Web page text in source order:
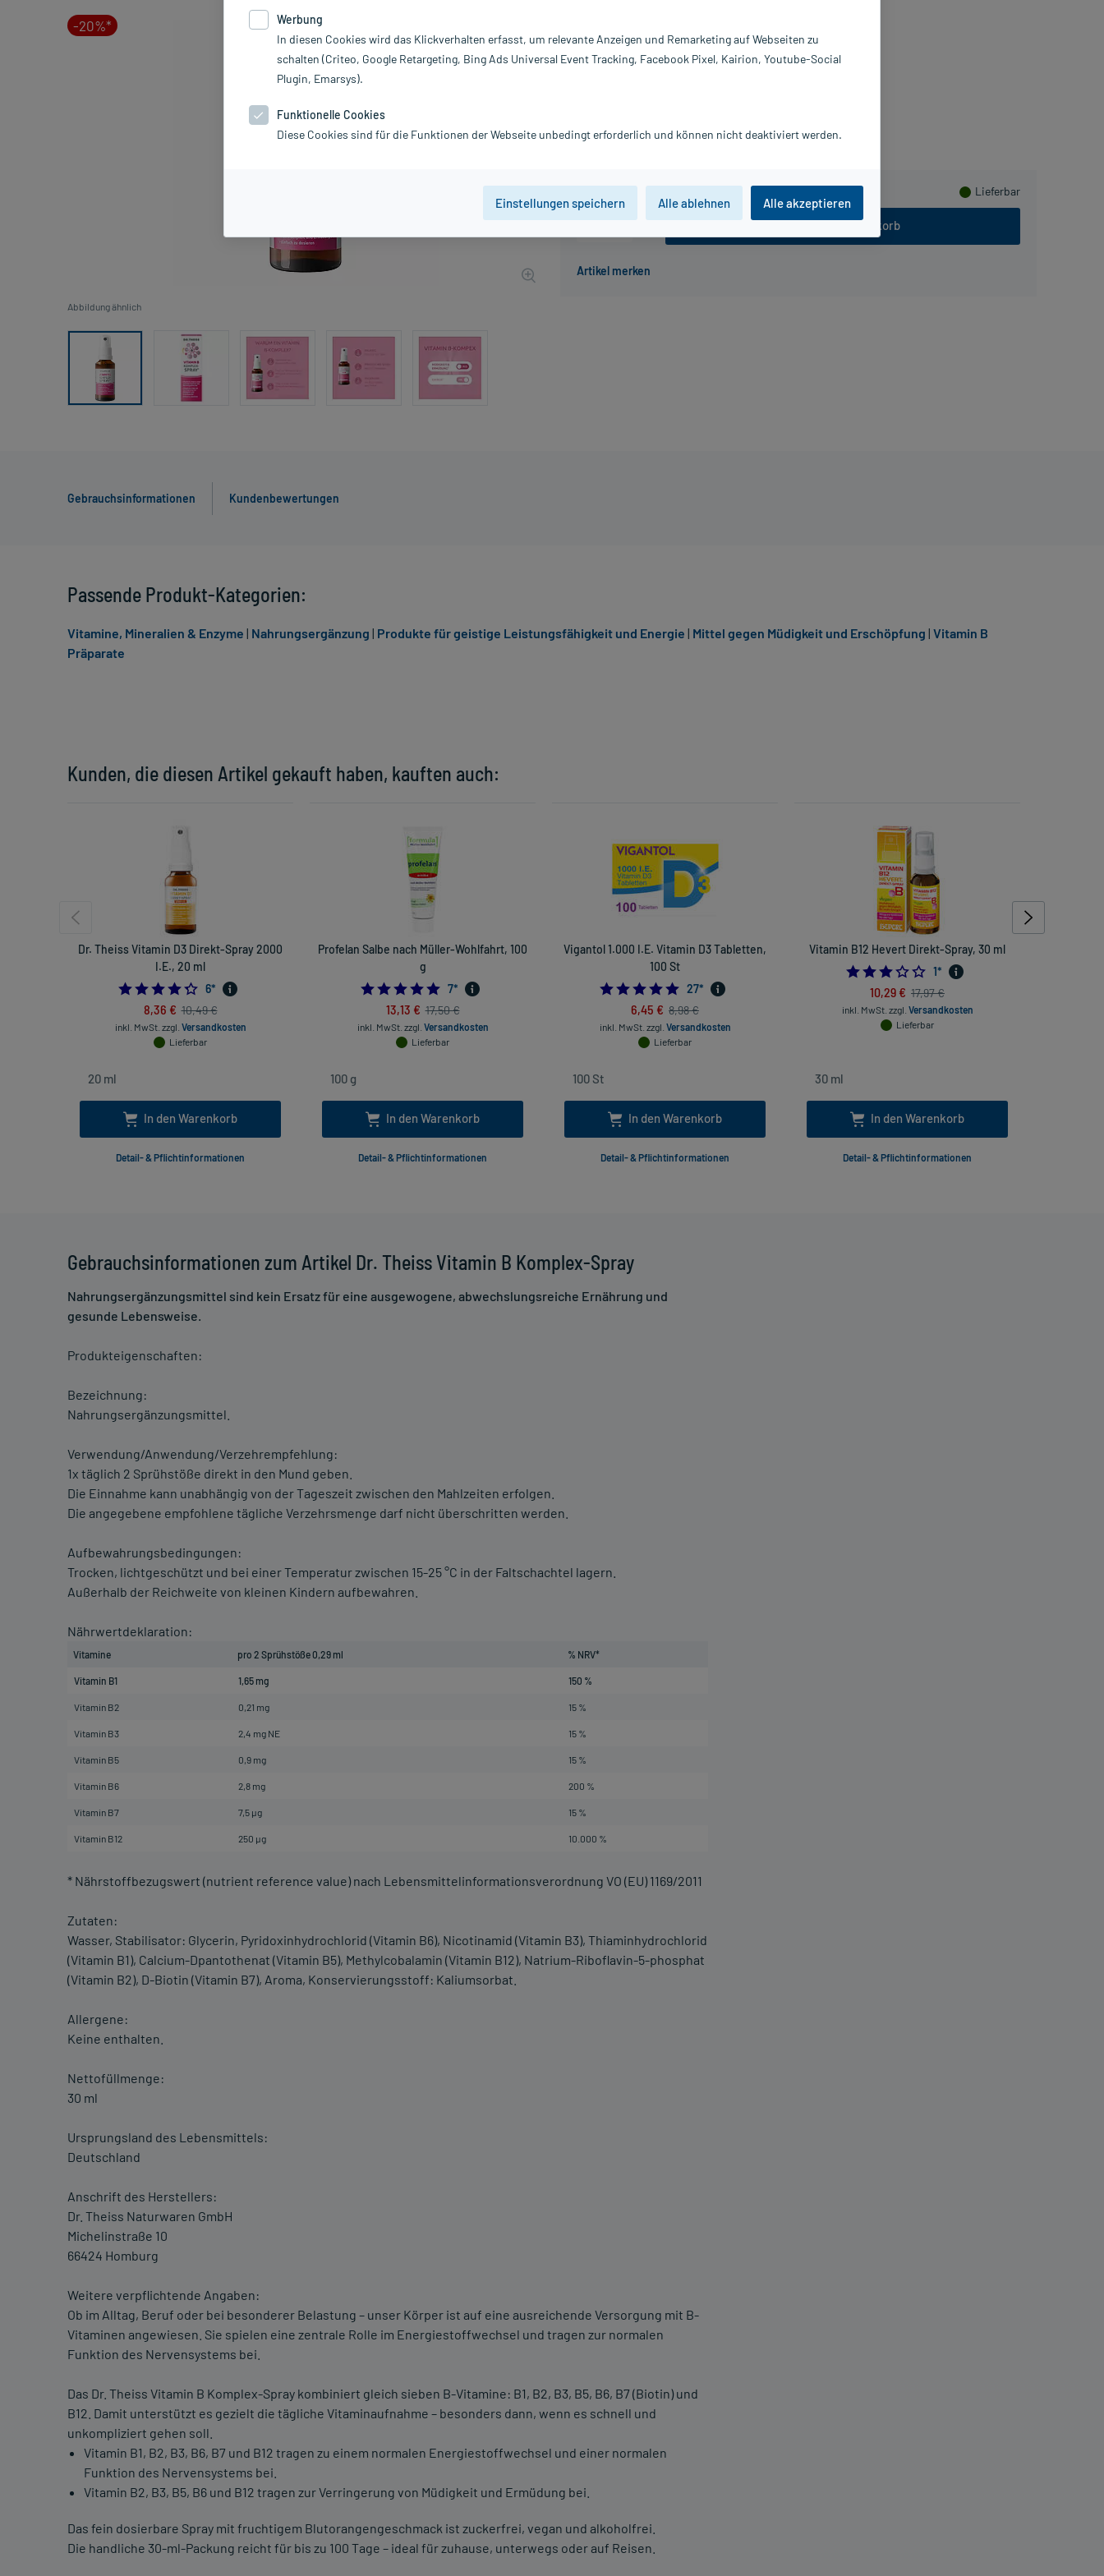
-20%*
Abbildung ähnlich
inkl. MwSt. zzgl. Versandkosten
Lieferbar
In den Warenkorb
PZN:
17418092
Hersteller:
Dr. Theiss Naturwaren GmbH
Gebrauchsinformationen Kundenbewertungen
Gebrauchsinformationen zum Artikel Dr. Theiss Vitamin B Komplex-Spray
Nahrungsergänzungsmittel sind kein Ersatz für eine ausgewogene, abwechslungsreiche Ernährung und
gesunde Lebensweise.
Produkteigenschaften:
Bezeichnung:
Nahrungsergänzungsmittel.
Verwendung/Anwendung/Verzehrempfehlung:
1x täglich 2 Sprühstöße direkt in den Mund geben.
Die Einnahme kann unabhängig von der Tageszeit zwischen den Mahlzeiten erfolgen.
Die angegebene empfohlene tägliche Verzehrsmenge darf nicht überschritten werden.
Aufbewahrungsbedingungen:
Trocken, lichtgeschützt und bei einer Temperatur zwischen 15-25 °C in der Faltschachtel lagern.
Außerhalb der Reichweite von kleinen Kindern aufbewahren.
Nährwertdeklaration:
Vitamine pro 2 Sprühstöße 0,29 ml % NRV*
Vitamin B1 1,65 mg 150 %
Vitamin B2 0,21 mg 15 %
Vitamin B3 2,4 mg NE 15 %
Vitamin B5 0,9 mg 15 %
Vitamin B6 2,8 mg 200 %
Vitamin B7 7,5 µg 15 %
Vitamin B12 250 µg 10.000 %
* Nährstoffbezugswert (nutrient reference value) nach Lebensmittelinformationsverordnung VO (EU) 1169/2011
Zutaten:
Wasser, Stabilisator: Glycerin, Pyridoxinhydrochlorid (Vitamin B6), Nicotinamid (Vitamin B3), Thiaminhydrochlorid
(Vitamin B1), Calcium-Dpantothenat (Vitamin B5), Methylcobalamin (Vitamin B12), Natrium-Riboflavin-5-phosphat
(Vitamin B2), D-Biotin (Vitamin B7), Aroma, Konservierungsstoff: Kaliumsorbat.
Allergene:
Keine enthalten.
Nettofüllmenge:
30 ml
Ursprungsland des Lebensmittels:
Deutschland
Anschrift des Herstellers:
Dr. Theiss Naturwaren GmbH
Michelinstraße 10
66424 Homburg
Weitere verpflichtende Angaben:
Ob im Alltag, Beruf oder bei besonderer Belastung – unser Körper ist auf eine ausreichende Versorgung mit B-
Vitaminen angewiesen. Sie spielen eine zentrale Rolle im Energiestoffwechsel und tragen zur normalen
Funktion des Nervensystems bei.
Das Dr. Theiss Vitamin B Komplex-Spray kombiniert gleich sieben B-Vitamine: B1, B2, B3, B5, B6, B7 (Biotin) und
B12. Damit unterstützt es gezielt die tägliche Vitaminaufnahme – besonders dann, wenn es schnell und
unkompliziert gehen soll.
Vitamin B1, B2, B3, B6, B7 und B12 tragen zu einem normalen Energiestoffwechsel und einer normalen
Funktion des Nervensystems bei.
Vitamin B2, B3, B5, B6 und B12 tragen zur Verringerung von Müdigkeit und Ermüdung bei.
Das fein dosierbare Spray mit fruchtigem Blutorangengeschmack ist zuckerfrei, vegan und alkoholfrei.
Die handliche 30-ml-Packung reicht für bis zu 100 Tage – ideal für zuhause, unterwegs oder auf Reisen.
Kunden, die diesen Artikel gekauft haben, kauften auch:
Dr. Theiss Vitamin D3 Direkt-Spray 2000
I.E., 20 ml
4.333333333333333
6*
8,36 € 10,49 €
inkl. MwSt. zzgl. Versandkosten
Lieferbar
In den Warenkorb
Detail- & Pflichtinformationen
Profelan Salbe nach Müller-Wohlfahrt, 100
g
5.0
7*
13,13 € 17,50 €
inkl. MwSt. zzgl. Versandkosten
Lieferbar
In den Warenkorb
Detail- & Pflichtinformationen
Vigantol 1.000 I.E. Vitamin D3 Tabletten,
100 St
4.962962962962963
27*
6,45 € 8,98 €
inkl. MwSt. zzgl. Versandkosten
Lieferbar
In den Warenkorb
Detail- & Pflichtinformationen
Vitamin B12 Hevert Direkt-Spray, 30 ml
3.0
1*
10,29 € 17,97 €
inkl. MwSt. zzgl. Versandkosten
Lieferbar
In den Warenkorb
Detail- & Pflichtinformationen
Passende Produkt-Kategorien:
Vitamine, Mineralien & Enzyme | Nahrungsergänzung | Produkte für geistige Leistungsfähigkeit und Energie | Mittel gegen Müdigkeit und Erschöpfung | Vitamin B
Präparate
Werbung
In diesen Cookies wird das Klickverhalten erfasst, um relevante Anzeigen und Remarketing auf Webseiten zu
schalten (Criteo, Google Retargeting, Bing Ads Universal Event Tracking, Facebook Pixel, Kairion, Youtube-Social
Plugin, Emarsys).
Funktionelle Cookies
Diese Cookies sind für die Funktionen der Webseite unbedingt erforderlich und können nicht deaktiviert werden.
Einstellungen speichern Alle ablehnen Alle akzeptieren